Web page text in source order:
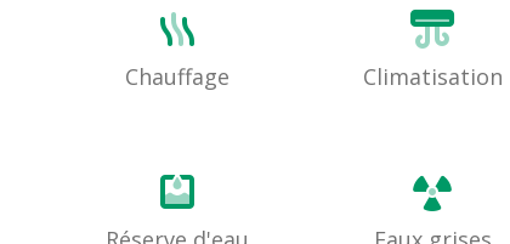
Chauffage Climatisation